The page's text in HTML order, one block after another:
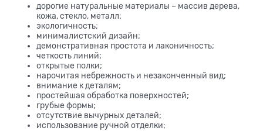
дорогие натуральные материалы – массив дерева,
кожа, стекло, металл;
экологичность;
минималистский дизайн;
демонстративная простота и лаконичность;
четкость линий;
открытые полки;
нарочитая небрежность и незаконченный вид;
внимание к деталям;
простейшая обработка поверхностей;
грубые формы;
отсутствие вычурных деталей;
использование ручной отделки;